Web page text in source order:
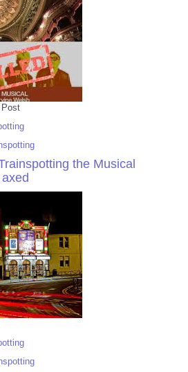
Post
the Musical